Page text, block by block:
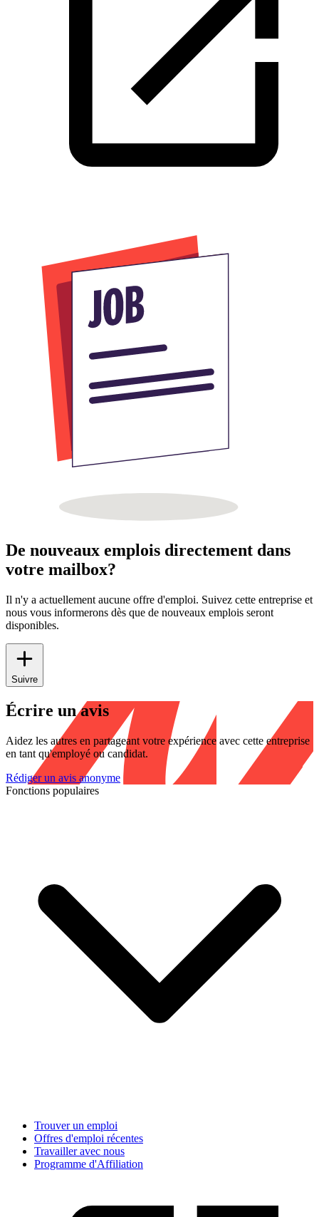
De nouveaux emplois directement dans
votre mailbox?
Il n'y a actuellement aucune offre d'emploi. Suivez cette entreprise et
nous vous informerons dès que de nouveaux emplois seront
disponibles.
Suivre
Écrire un avis
Aidez les autres en partageant votre expérience avec cette entreprise
en tant qu'employé ou candidat.
Rédiger un avis anonyme
Fonctions populaires
Trouver un emploi
Offres d'emploi récentes
Travailler avec nous
Programme d'Affiliation